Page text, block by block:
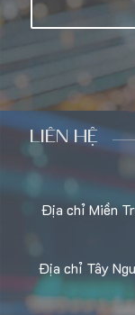
LIÊN HỆ
Địa chỉ Miền
Địa chỉ Tây